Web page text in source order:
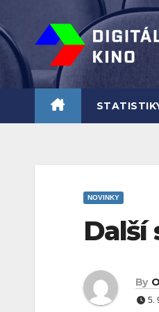
to
content
NOVINKY
Další
By
5.